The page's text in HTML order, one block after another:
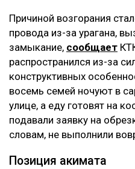
Причиной возгорания
провода из-за урагана,
замыкание, сообщает
распространился из-за
конструктивных
восемь семей ночуют в
улице, а еду готовят на
подавали заявку на
словам, не выполнили
Позиция акимата